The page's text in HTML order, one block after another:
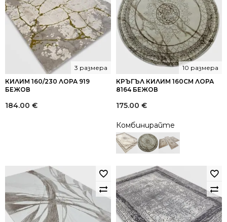
КИЛИМ 160/230 ЛОРА 919
БЕЖОВ
3 размера
184.00 €
КРЪГЪЛ КИЛИМ 160СМ ЛОРА
8164 БЕЖОВ
10 размера
175.00 €
Комбинирайте